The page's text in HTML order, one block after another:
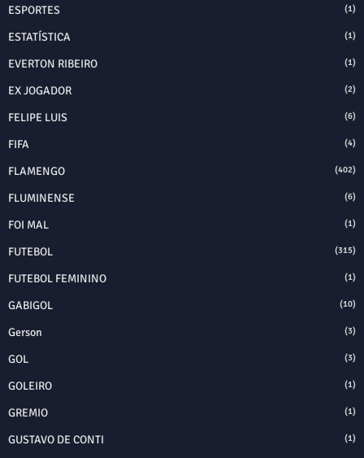
ESPORTES (1)
ESTATÍSTICA (1)
EVERTON RIBEIRO (1)
EX JOGADOR (2)
FELIPE LUIS (6)
FIFA (4)
FLAMENGO (402)
FLUMINENSE (6)
FOI MAL (1)
FUTEBOL (315)
FUTEBOL FEMININO (1)
GABIGOL (10)
Gerson (3)
GOL (3)
GOLEIRO (1)
GREMIO (1)
GUSTAVO DE CONTI (1)